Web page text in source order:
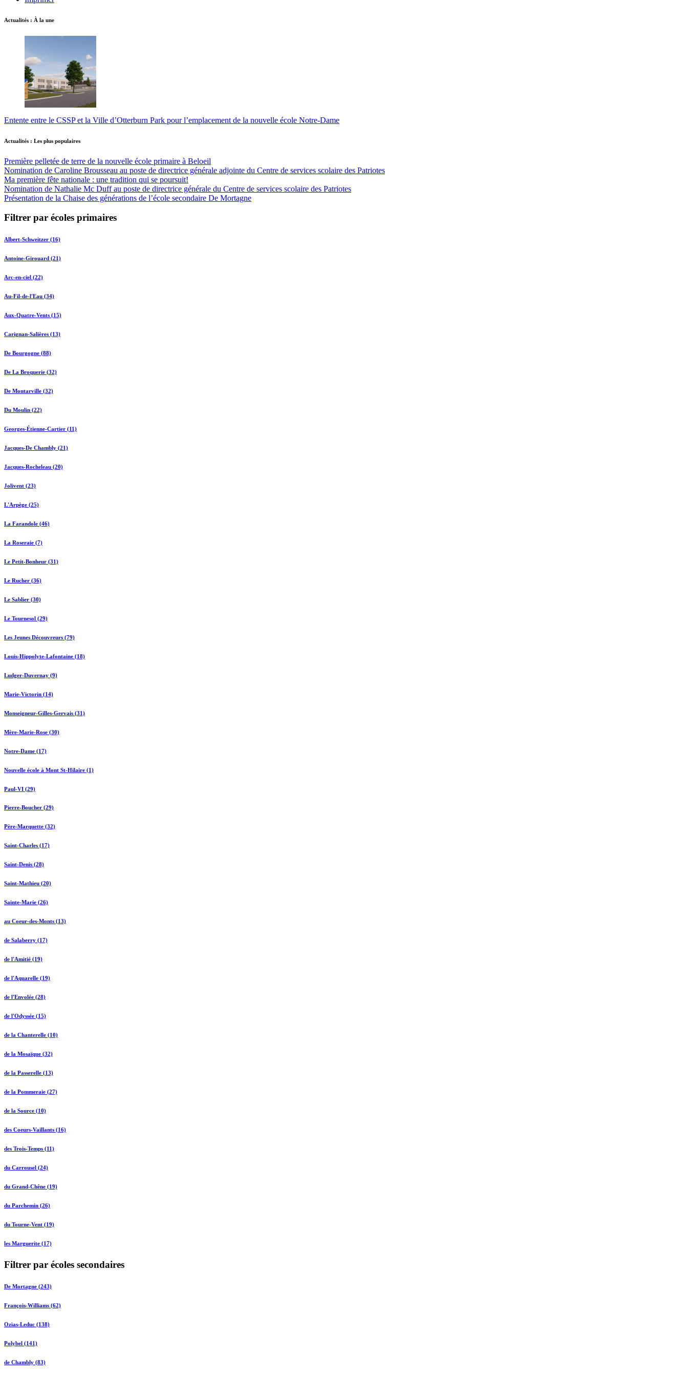
Actualités : À la une
Entente entre le CSSP et la Ville d’Otterburn Park pour l’emplacement de la nouvelle école Notre-Dame
Actualités : Les plus populaires
Première pelletée de terre de la nouvelle école primaire à Beloeil
Nomination de Caroline Brousseau au poste de directrice générale adjointe du Centre de services scolaire des Patriotes
Ma première fête nationale : une tradition qui se poursuit!
Nomination de Nathalie Mc Duff au poste de directrice générale du Centre de services scolaire des Patriotes
Présentation de la Chaise des générations de l’école secondaire De Mortagne
Filtrer par écoles primaires
Albert-Schweitzer (16)
Antoine-Girouard (21)
Arc-en-ciel (22)
Au-Fil-de-l'Eau (34)
Aux-Quatre-Vents (15)
Carignan-Salières (13)
De Bourgogne (88)
De La Broquerie (32)
De Montarville (32)
Du Moulin (22)
Georges-Étienne-Cartier (11)
Jacques-De Chambly (21)
Jacques-Rocheleau (20)
Jolivent (23)
L'Arpège (25)
La Farandole (46)
La Roseraie (7)
Le Petit-Bonheur (31)
Le Rucher (36)
Le Sablier (30)
Le Tournesol (29)
Les Jeunes Découvreurs (79)
Louis-Hippolyte-Lafontaine (18)
Ludger-Duvernay (9)
Marie-Victorin (14)
Monseigneur-Gilles-Gervais (31)
Mère-Marie-Rose (30)
Notre-Dame (17)
Nouvelle école à Mont St-Hilaire (1)
Paul-VI (29)
Pierre-Boucher (29)
Père-Marquette (32)
Saint-Charles (17)
Saint-Denis (28)
Saint-Mathieu (20)
Sainte-Marie (26)
au Coeur-des-Monts (13)
de Salaberry (17)
de l'Amitié (19)
de l'Aquarelle (19)
de l'Envolée (28)
de l'Odyssée (15)
de la Chanterelle (10)
de la Mosaïque (32)
de la Passerelle (13)
de la Pommeraie (27)
de la Source (10)
des Coeurs-Vaillants (16)
des Trois-Temps (11)
du Carrousel (24)
du Grand-Chêne (19)
du Parchemin (26)
du Tourne-Vent (19)
les Marguerite (17)
Filtrer par écoles secondaires
De Mortagne (243)
François-Williams (62)
Ozias-Leduc (138)
Polybel (141)
de Chambly (83)